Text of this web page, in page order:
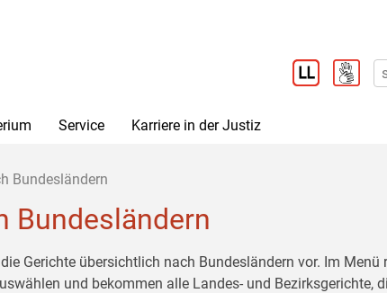
Service Karriere in der Justiz
Bundesländern
Bundesländern
Gerichte übersichtlich nach Bundesländern vor. Im Menü
und bekommen alle Landes- und Bezirksgerichte,